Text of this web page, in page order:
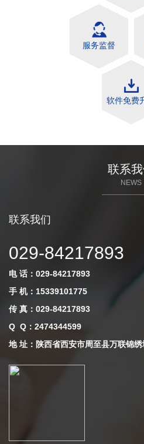
软件免费
服务监督
联系
NEWS
联系我们
029-84217893
电 话：029-84217893
手 机：15339101775
传 真：029-84217893
Q Q ： 2474344599
地 址：陕西省西安市周至县万联锦